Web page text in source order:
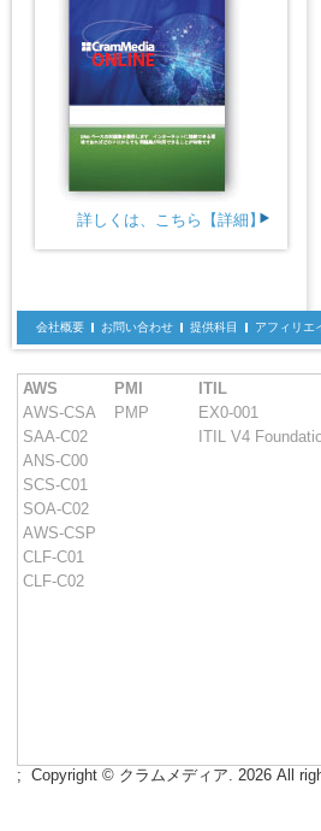
詳しくは、こちら【詳細】
会社概要 お問い合わせ 提供科目 アフィリエ
AWS
AWS-CSA
SAA-C02
ANS-C00
SCS-C01
SOA-C02
AWS-CSP
CLF-C01
CLF-C02
PMI
PMP
ITIL
EX0-001
ITIL V4
; Copyright © クラムメディア. 2026 All